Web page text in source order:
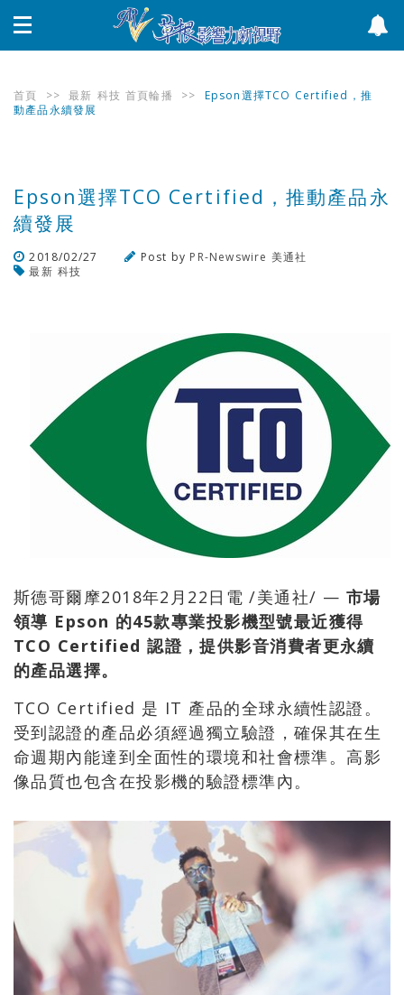
首頁 >> 最新 科技 首頁輪播 >>
Epson選擇TCO Certified，推
動產品永續發展
Epson選擇TCO Certified，推動產品永
續發展
2018/02/27 Post by PR-Newswire 美通社
最新 科技
斯德哥爾摩2018年2月22日電 /美通社/ —市場
領導 Epson 的45款專業投影機型號最近獲得
TCO Certified認證，提供影音消費者更永續
的產品選擇。
TCO Certified 是 IT 產品的全球永續性認證。
受到認證的產品必須經過獨立驗證，確保其在生
命週期內能達到全面性的環境和社會標準。高影
像品質也包含在投影機的驗證標準內。